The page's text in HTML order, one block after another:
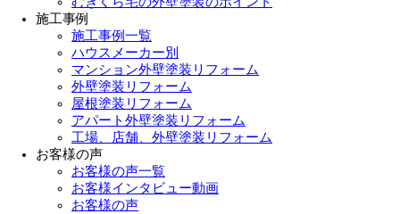
施工事例
施工事例一覧
ハウスメーカー別
マンション外壁塗装リフォーム
外壁塗装リフォーム
屋根塗装リフォーム
アパート外壁塗装リフォーム
工場、店舗、外壁塗装リフォーム
お客様の声
お客様の声一覧
お客様インタビュー動画
お客様の声